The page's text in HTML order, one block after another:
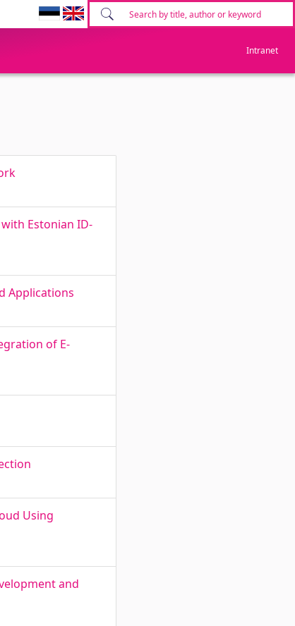
Intranet
Estonian ID-
Applications
of E-
Using
and